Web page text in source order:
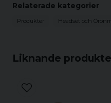
Liknande
Relaterade kategorier
Produkter Headset och